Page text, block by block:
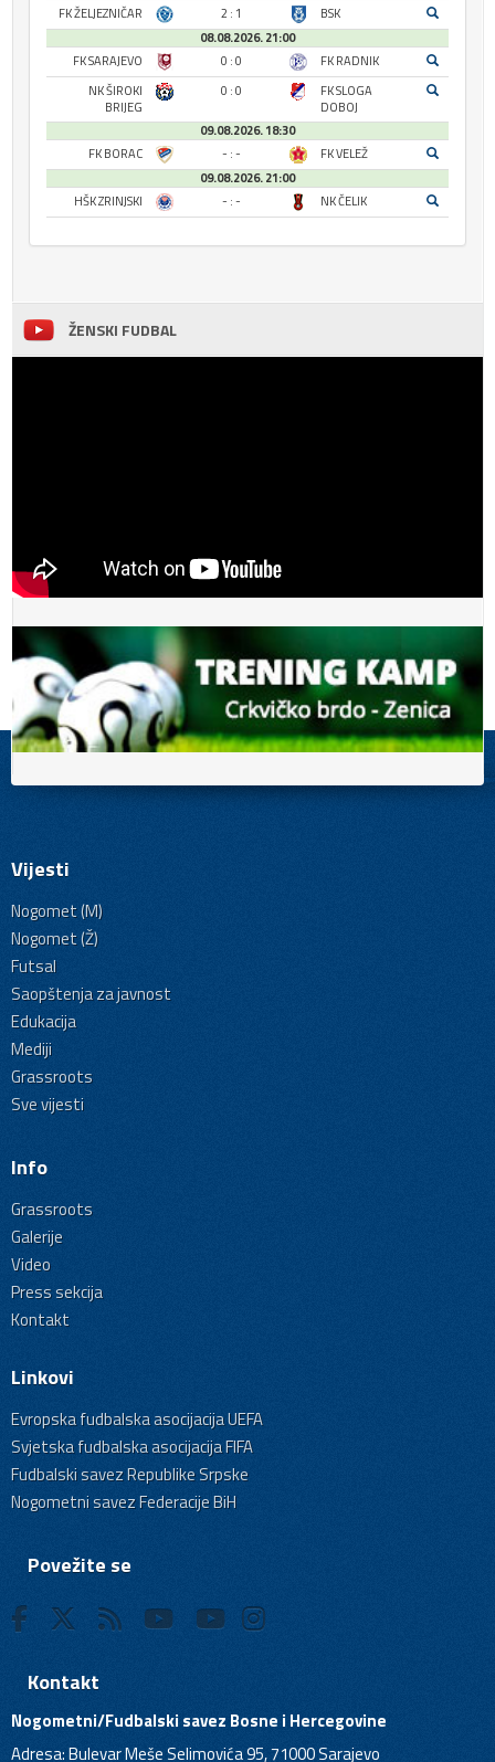
FK ŽELJEZNIČAR
2 : 1
BSK
08.08.2026. 21:00
FK SARAJEVO
0 : 0
FK RADNIK
NK ŠIROKI
BRIJEG
0 : 0
FK SLOGA
DOBOJ
09.08.2026. 18:30
FK BORAC
- : -
FK VELEŽ
09.08.2026. 21:00
HŠK ZRINJSKI
- : - NK ČELIK
ŽENSKI FUDBAL
Vijesti
Nogomet (M)
Nogomet (Ž)
Futsal
Saopštenja za javnost
Edukacija
Mediji
Grassroots
Sve vijesti
Info
Grassroots
Galerije
Video
Press sekcija
Kontakt
Linkovi
Evropska fudbalska asocijacija UEFA
Svjetska fudbalska asocijacija FIFA
Fudbalski savez Republike Srpske
Nogometni savez Federacije BiH
Povežite se
Kontakt
Nogometni/Fudbalski savez Bosne i Hercegovine
Adresa: Bulevar Meše Selimovića 95, 71000 Sarajevo